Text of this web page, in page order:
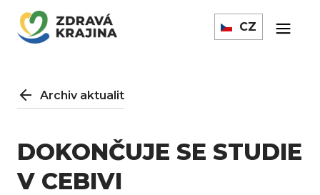
CZ
Archiv aktualit
DOKONČUJE SE STUDIE
V CEBIVI